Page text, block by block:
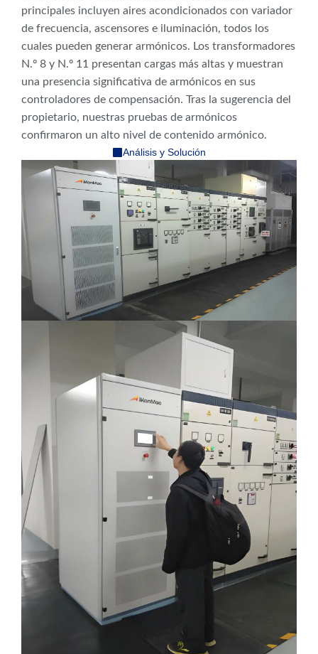
principales incluyen aires acondicionados con variador
de frecuencia, ascensores e iluminación, todos los
cuales pueden generar armónicos. Los transformadores
N.º 8 y N.º 11 presentan cargas más altas y muestran
una presencia significativa de armónicos en sus
controladores de compensación. Tras la sugerencia del
propietario, nuestras pruebas de armónicos
confirmaron un alto nivel de contenido armónico.
Análisis y Solución